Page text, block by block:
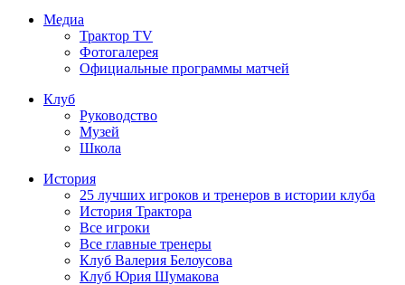
Медиа
Трактор TV
Фотогалерея
Официальные программы матчей
Клуб
Руководство
Музей
Школа
История
25 лучших игроков и тренеров в истории клуба
История Трактора
Все игроки
Все главные тренеры
Клуб Валерия Белоусова
Клуб Юрия Шумакова